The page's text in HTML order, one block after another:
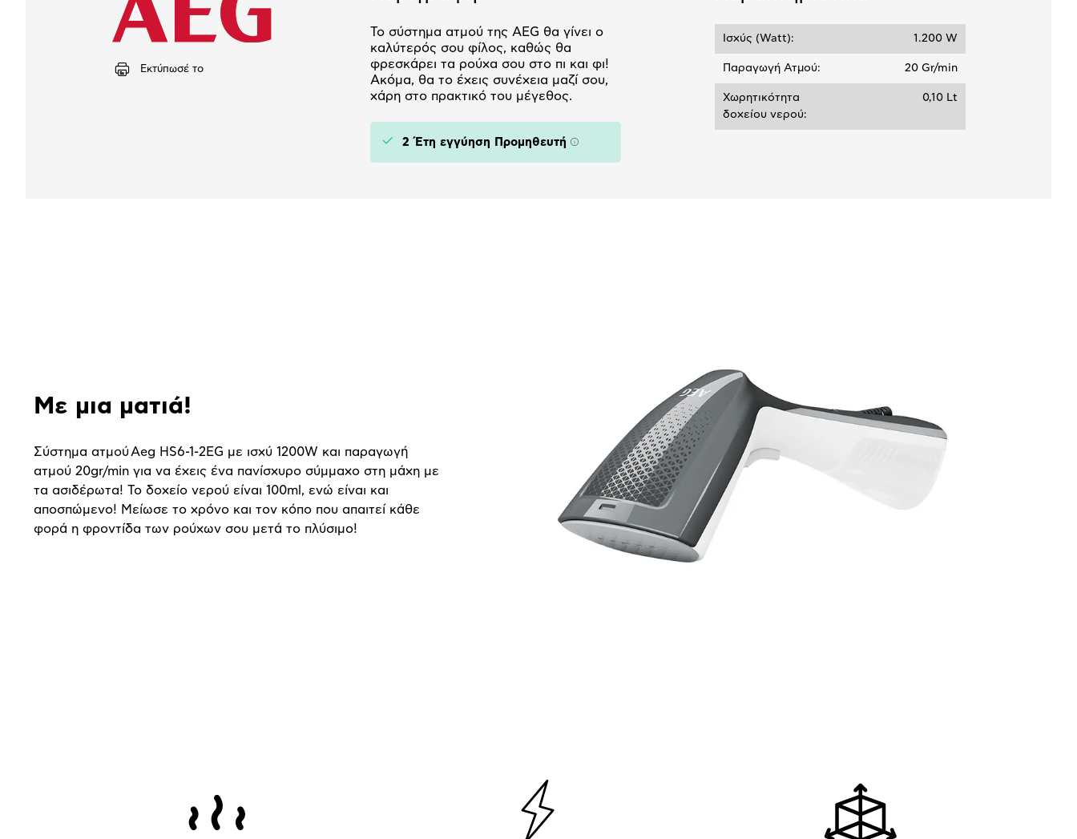
Εκτύπωσέ το
Το σύστημα ατμού της AEG θα γίνει ο
καλύτερός σου φίλος, καθώς θα
φρεσκάρει τα ρούχα σου στο πι και φι!
Ακόμα, θα το έχεις συνέχεια μαζί σου,
χάρη στο πρακτικό του μέγεθος.
2 Έτη εγγύηση Προμηθευτή Πληροφορίες
Ισχύς (Watt): 1.200 W
Παραγωγή Ατμού: 20 Gr/min
Χωρητικότητα
δοχείου νερού:
0,10 Lt
Με μια ματιά!
Σύστημα ατμού Aeg HS6-1-2EG με ισχύ 1200W και παραγωγή
ατμού 20gr/min για να έχεις ένα πανίσχυρο σύμμαχο στη μάχη με
τα ασιδέρωτα! Το δοχείο νερού είναι 100ml, ενώ είναι και
αποσπώμενο! Μείωσε το χρόνο και τον κόπο που απαιτεί κάθε
φορά η φροντίδα των ρούχων σου μετά το πλύσιμο!